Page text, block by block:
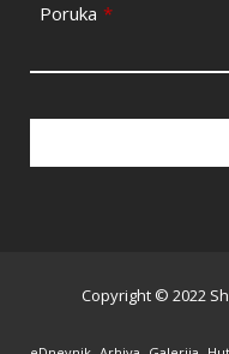
Poruka *
blank
Copyright © 2022